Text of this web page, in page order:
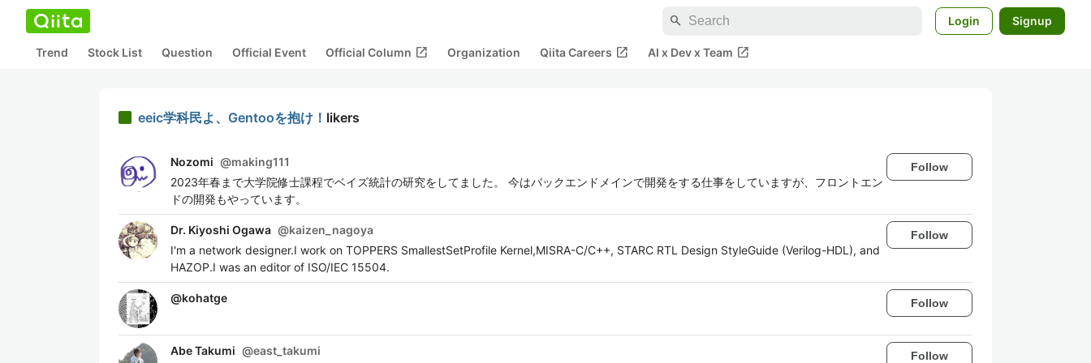
search Login Signup
Trend Stock List Question Official Event Official Column open_in_new Organization Qiita Careers open_in_new AI x Dev x Team open_in_new
eeic学科民よ、Gentooを抱け！ likers
Nozomi @making111
2023年春まで大学院修士課程でベイズ統計の研究をしてました。 今はバックエンドメインで開発をする仕事をしていますが、フロントエン
ドの開発もやっています。
Follow
Dr. Kiyoshi Ogawa @kaizen_nagoya
I'm a network designer.I work on TOPPERS SmallestSetProfile Kernel,MISRA-C/C++, STARC RTL Design StyleGuide (Verilog-HDL), and
HAZOP.I was an editor of ISO/IEC 15504.
Follow
@kohatge Follow
Abe Takumi @east_takumi Follow